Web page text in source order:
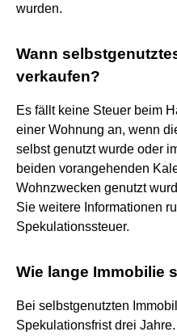
wurden.
Wann
verkaufen?
Es fällt keine Steuer beim
einer Wohnung an, wenn
selbst genutzt wurde oder
beiden vorangehenden
Wohnzwecken genutzt
Sie weitere Informationen
Spekulationssteuer.
Wie lange Immobilie
Bei selbstgenutzten
Spekulationsfrist drei